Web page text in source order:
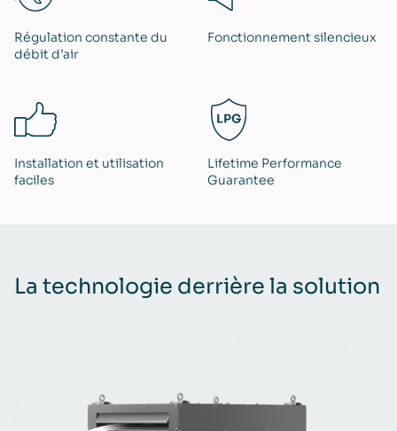
Régulation constante du
débit d’air
Fonctionnement silencieux
Installation et utilisation
faciles
Lifetime Performance
Guarantee
La technologie derrière la solution